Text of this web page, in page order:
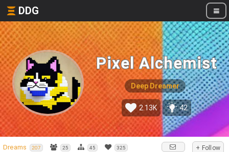
DDG
Pixel Alchemist
Deep Dreamer
2.13K 42
Dreams 207 25 45 325 + Follow